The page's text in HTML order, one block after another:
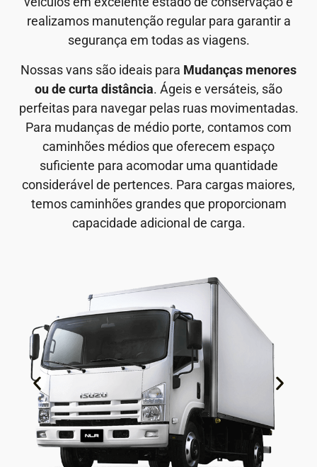
realizamos manutenção regular para garantir a
segurança em todas as viagens.
Nossas vans são ideais para Mudanças menores
ou de curta distância. Ágeis e versáteis, são
perfeitas para navegar pelas ruas movimentadas.
Para mudanças de médio porte, contamos com
caminhões médios que oferecem espaço
suficiente para acomodar uma quantidade
considerável de pertences. Para cargas maiores,
temos caminhões grandes que proporcionam
capacidade adicional de carga.